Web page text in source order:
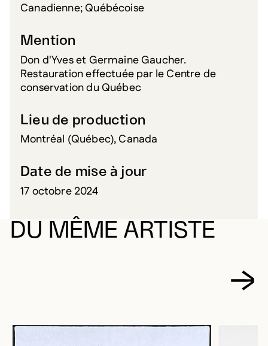
Canadienne; Québécoise
Mention
Don d'Yves et Germaine Gaucher.
Restauration effectuée par le Centre de
conservation du Québec
Lieu de production
Montréal (Québec), Canada
Date de mise à jour
17 octobre 2024
DU MÊME ARTISTE